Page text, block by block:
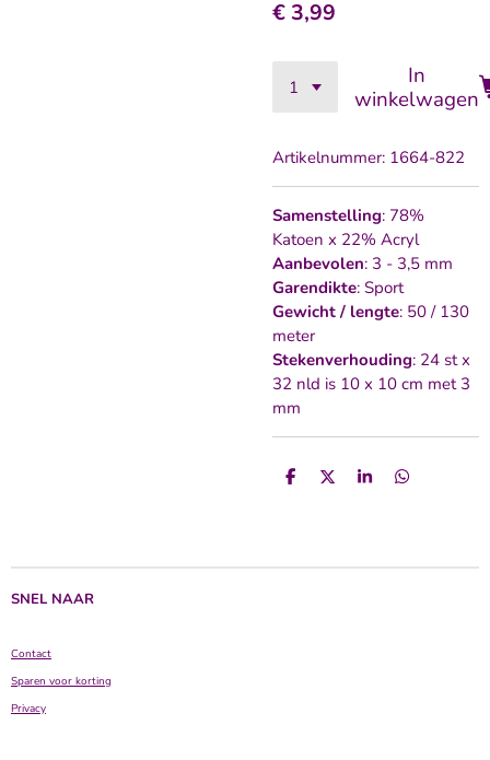
€ 3,99
In
winkelwagen
Artikelnummer: 1664-822
Samenstelling: 78%
Katoen x 22% Acryl
Aanbevolen: 3 - 3,5 mm
Garendikte: Sport
Gewicht / lengte: 50 / 130
meter
Stekenverhouding: 24 st x
32 nld is 10 x 10 cm met 3
mm
D
D
S
D
SNEL NAAR
Contact
Sparen voor korting
Privacy